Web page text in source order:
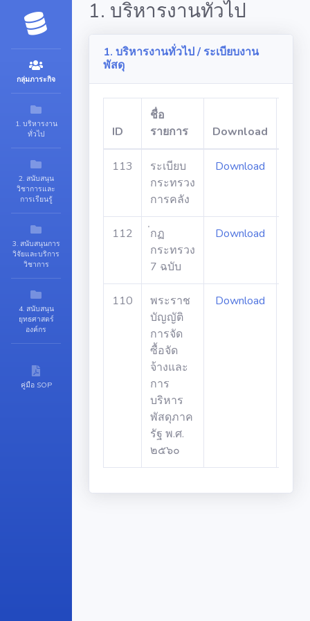
กลุ่มภาระกิจ
1. บริหารงาน
ทั่วไป
2. สนับสนุน
วิชาการและ
การเรียนรู้
3. สนับสนุนการ
วิจัยและบริการ
วิชาการ
4. สนับสนุน
ยุทธศาสตร์
องค์กร
คู่มือ SOP
1. บริหารงานทั่วไป
1. บริหารงานทั่วไป / ระเบียบงาน
พัสดุ
ID
ชื่อ
รายการ
Download
113
ระเบียบ
กระทรวง
การคลัง
Download
112
่กฏ
กระทรวง
7 ฉบับ
Download
110
พระราช
บัญญัติ
การจัด
ซื้อจัด
จ้างและ
การ
บริหาร
พัสดุภาค
รัฐ พ.ศ.
๒๕๖๐
Download